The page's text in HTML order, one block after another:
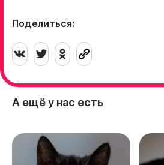
Поделиться:
А ещё у нас есть